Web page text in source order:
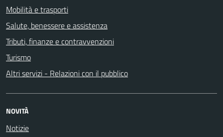
Mobilità e trasporti
Salute, benessere e assistenza
Tributi, finanze e contravvenzioni
Turismo
Altri servizi - Relazioni con il pubblico
NOVITÀ
Notizie